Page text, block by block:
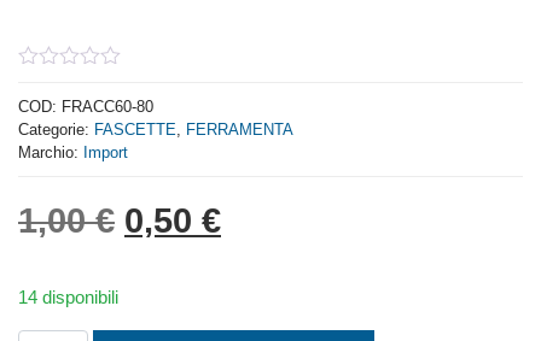
out
of
5
COD: FRACC60-80
Categorie: FASCETTE
FERRAMENTA
Marchio: Import
1,00€ Il prezzo originale era:
0,50 €Il prezzo attuale è:
14 disponibili